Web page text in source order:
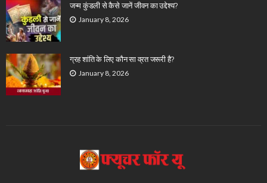
जन्म कुंडली से कैसे जानें जीवन का उद्देश्य?
January 8, 2026
ग्रह शांति के लिए कौन सा व्रत जरूरी है?
January 8, 2026